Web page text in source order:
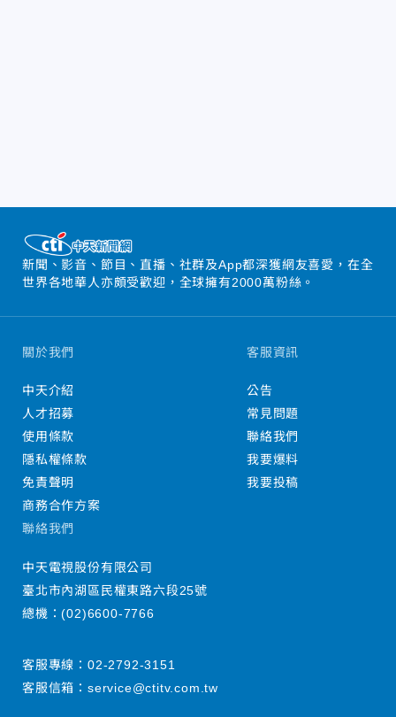
新聞、影音、節目、直播、社群及App都深獲網友喜愛，在全
世界各地華人亦頗受歡迎，全球擁有2000萬粉絲。
關於我們
中天介紹
人才招募
使用條款
隱私權條款
免責聲明
商務合作方案
客服資訊
公告
常見問題
聯絡我們
我要爆料
我要投稿
聯絡我們
中天電視股份有限公司
臺北市內湖區民權東路六段25號
總機：(02)6600-7766
客服專線： 02-2792-3151
客服信箱： service@ctitv.com.tw